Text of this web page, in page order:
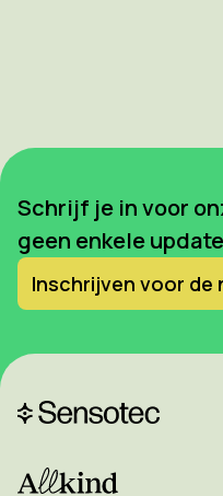
Schrijf je in voor
geen enkele
Inschrijven voor de